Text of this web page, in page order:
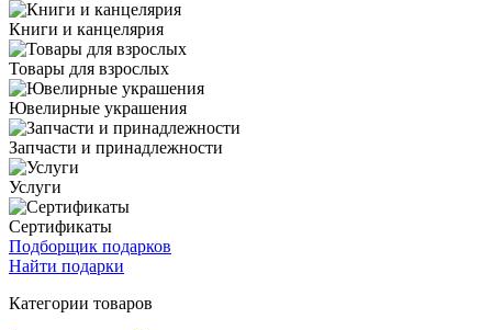
Книги и канцелярия
Товары для взрослых
Ювелирные украшения
Запчасти и принадлежности
Услуги
Сертификаты
Подборщик подарков
Найти подарки
Категории товаров